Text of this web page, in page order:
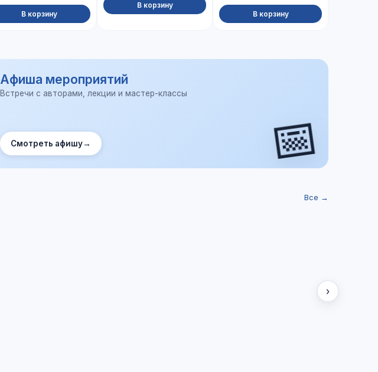
В корзину
В корзину
В корзину
Афиша мероприятий
Встречи с авторами, лекции и мастер-классы
Смотреть афишу→ 📅
Все →
›